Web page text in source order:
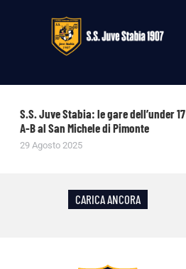
S.S. Juve Stabia: le gare dell’under 17
A-B al San Michele di Pimonte
29 Agosto 2025
CARICA ANCORA